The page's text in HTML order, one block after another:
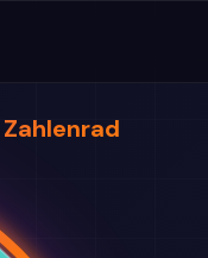
Zahlenrad